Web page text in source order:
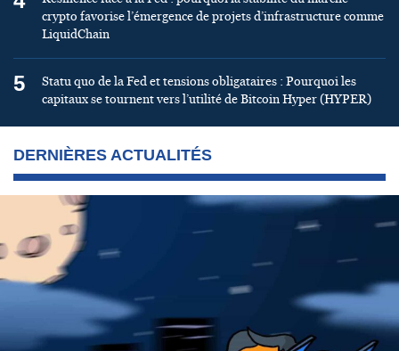
crypto favorise l’émergence de projets d’infrastructure comme
LiquidChain
5
Statu quo de la Fed et tensions obligataires : Pourquoi les
capitaux se tournent vers l’utilité de Bitcoin Hyper (HYPER)
DERNIÈRES ACTUALITÉS